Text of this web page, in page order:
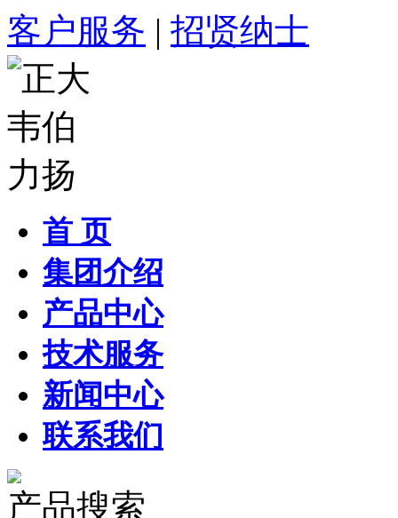
客户服务 | 招贤纳士
首 页
集团介绍
产品中心
技术服务
新闻中心
联系我们
产品搜索